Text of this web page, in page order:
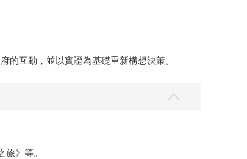
的互動，並以實證為基礎重新構想決策。
》等。